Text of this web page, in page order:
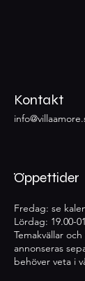
Kontakt
Öppettider
Fredag: se
Lördag: 19.00-
Temakvällar
annonseras
behöver veta i